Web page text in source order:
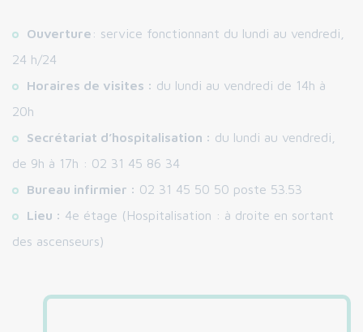
Ouverture : service fonctionnant du lundi au vendredi,
24 h/24
Horaires de visites : du lundi au vendredi de 14h à
20h
Secrétariat d’hospitalisation : du lundi au vendredi,
de 9h à 17h : 02 31 45 86 34
Bureau infirmier : 02 31 45 50 50 poste 53.53
Lieu : 4e étage (Hospitalisation : à droite en sortant
des ascenseurs)